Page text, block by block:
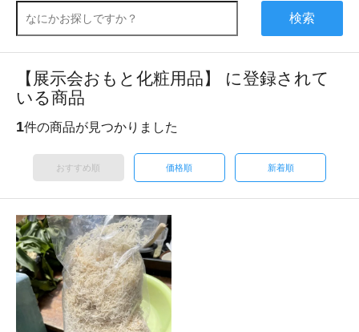
検索
【展示会おもと化粧用品】 に登録されて
いる商品
1件の商品が見つかりました
おすすめ順 価格順 新着順